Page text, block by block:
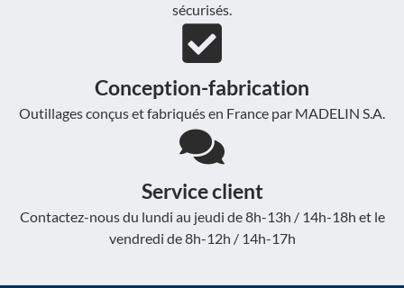
sécurisés.
Conception-fabrication
Outillages conçus et fabriqués en France par MADELIN S.A.
Service client
Contactez-nous du lundi au jeudi de 8h-13h / 14h-18h et le
vendredi de 8h-12h / 14h-17h